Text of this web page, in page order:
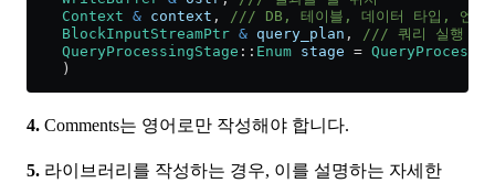
    Context
& context ,
/// DB, 테이블, 데이터 타입, 엔
    BlockInputStreamPtr
& query_plan ,
/// 쿼리 실행 방
    QueryProcessingStage
:: Enum stage =
    )
4. Comments는 영어로만 작성해야 합니다.
5. 라이브러리를 작성하는 경우, 이를 설명하는 자세한